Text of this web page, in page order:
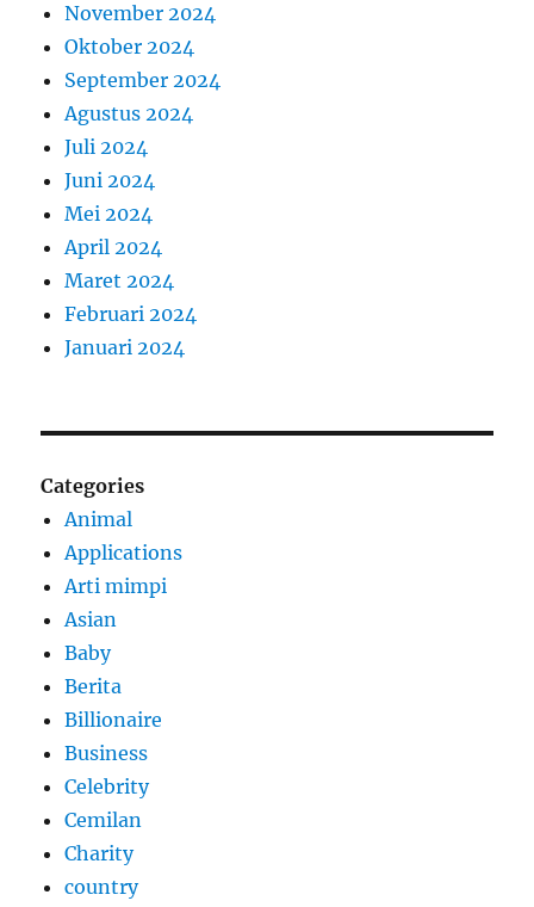
November 2024
Oktober 2024
September 2024
Agustus 2024
Juli 2024
Juni 2024
Mei 2024
April 2024
Maret 2024
Februari 2024
Januari 2024
Categories
Animal
Applications
Arti mimpi
Asian
Baby
Berita
Billionaire
Business
Celebrity
Cemilan
Charity
country